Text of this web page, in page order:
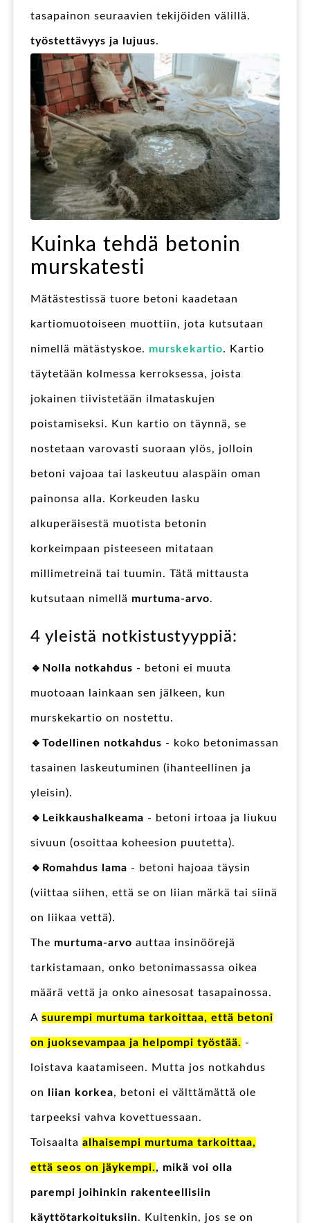
tasapainon seuraavien tekijöiden välillä.
työstettävyys ja lujuus.
Kuinka tehdä betonin
murskatesti
Mätästestissä tuore betoni kaadetaan
kartiomuotoiseen muottiin, jota kutsutaan
nimellä mätästyskoe. murskekartio. Kartio
täytetään kolmessa kerroksessa, joista
jokainen tiivistetään ilmataskujen
poistamiseksi. Kun kartio on täynnä, se
nostetaan varovasti suoraan ylös, jolloin
betoni vajoaa tai laskeutuu alaspäin oman
painonsa alla. Korkeuden lasku
alkuperäisestä muotista betonin
korkeimpaan pisteeseen mitataan
millimetreinä tai tuumin. Tätä mittausta
kutsutaan nimellä murtuma-arvo.
4 yleistä notkistustyyppiä:
🔹Nolla notkahdus - betoni ei muuta
muotoaan lainkaan sen jälkeen, kun
murskekartio on nostettu.
🔹Todellinen notkahdus - koko betonimassan
tasainen laskeutuminen (ihanteellinen ja
yleisin).
🔹Leikkaushalkeama - betoni irtoaa ja liukuu
sivuun (osoittaa koheesion puutetta).
🔹Romahdus lama - betoni hajoaa täysin
(viittaa siihen, että se on liian märkä tai siinä
on liikaa vettä).
The murtuma-arvo auttaa insinöörejä
tarkistamaan, onko betonimassassa oikea
määrä vettä ja onko ainesosat tasapainossa.
A suurempi murtuma tarkoittaa, että betoni
on juoksevampaa ja helpompi työstää. -
loistava kaatamiseen. Mutta jos notkahdus
on liian korkea, betoni ei välttämättä ole
tarpeeksi vahva kovettuessaan.
Toisaalta alhaisempi murtuma tarkoittaa,
että seos on jäykempi., mikä voi olla
parempi joihinkin rakenteellisiin
käyttötarkoituksiin. Kuitenkin, jos se on